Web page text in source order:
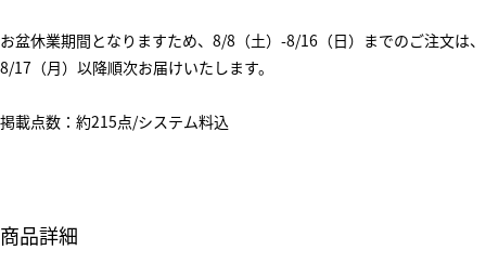
お盆休業期間となりますため、8/8（土）-8/16（日）までのご注文は、
8/17（月）以降順次お届けいたします。
掲載点数：約215点/システム料込
商品詳細